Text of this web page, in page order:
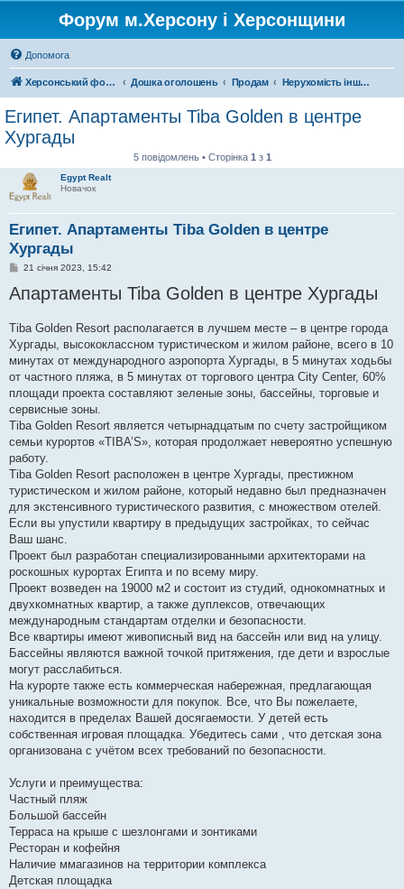
Форум м.Херсону і Херсонщини
Допомога
Херсонський форум Дошка оголошень Продам Нерухомість інших регіонів
Египет. Апартаменты Tiba Golden в центре
Хургады
5 повідомлень • Сторінка 1 з 1
Egypt Realt
Новачок
Египет. Апартаменты Tiba Golden в центре
Хургады
П
в
і
м
л
е
н
н
21 січня 2023, 15:42
Апартаменты Tiba Golden в центре Хургады
Tiba Golden Resort располагается в лучшем месте – в центре города
Хургады, высококлассном туристическом и жилом районе, всего в 10
минутах от международного аэропорта Хургады, в 5 минутах ходьбы
от частного пляжа, в 5 минутах от торгового центра City Center, 60%
площади проекта составляют зеленые зоны, бассейны, торговые и
сервисные зоны.
Tiba Golden Resort является четырнадцатым по счету застройщиком
семьи курортов «TIBA’S», которая продолжает невероятно успешную
работу.
Tiba Golden Resort расположен в центре Хургады, престижном
туристическом и жилом районе, который недавно был предназначен
для экстенсивного туристического развития, с множеством отелей.
Если вы упустили квартиру в предыдущих застройках, то сейчас
Ваш шанс.
Проект был разработан специализированными архитекторами на
роскошных курортах Египта и по всему миру.
Проект возведен на 19000 м2 и состоит из студий, однокомнатных и
двухкомнатных квартир, а также дуплексов, отвечающих
международным стандартам отделки и безопасности.
Все квартиры имеют живописный вид на бассейн или вид на улицу.
Бассейны являются важной точкой притяжения, где дети и взрослые
могут расслабиться.
На курорте также есть коммерческая набережная, предлагающая
уникальные возможности для покупок. Все, что Вы пожелаете,
находится в пределах Вашей досягаемости. У детей есть
собственная игровая площадка. Убедитесь сами , что детская зона
организована с учётом всех требований по безопасности.
Услуги и преимущества:
Частный пляж
Большой бассейн
Терраса на крыше с шезлонгами и зонтиками
Ресторан и кофейня
Наличие ммагазинов на территории комплекса
Детская площадка